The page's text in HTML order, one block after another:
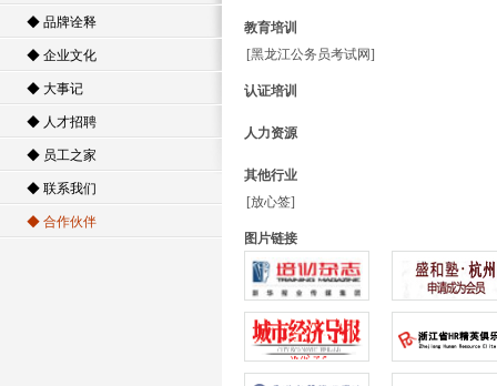
◆ 品牌诠释
◆ 企业文化
◆ 大事记
◆ 人才招聘
◆ 员工之家
◆ 联系我们
◆ 合作伙伴
教育培训
[黑龙江公务员考试网]
认证培训
人力资源
其他行业
[放心签]
图片链接